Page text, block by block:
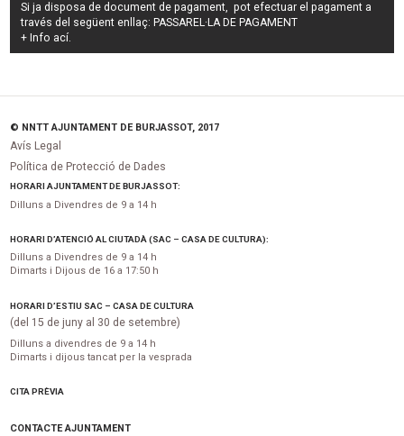
Si ja disposa de document de pagament, pot efectuar el pagament a
través del següent enllaç: PASSAREL·LA DE PAGAMENT
+ Info ací.
© NNTT AJUNTAMENT DE BURJASSOT, 2017
Avís Legal
Política de Protecció de Dades
HORARI AJUNTAMENT DE BURJASSOT:
Dilluns a Divendres de 9 a 14 h
HORARI D’ATENCIÓ AL CIUTADÀ (SAC – CASA DE CULTURA):
Dilluns a Divendres de 9 a 14 h
Dimarts i Dijous de 16 a 17:50 h
HORARI D’ESTIU SAC – CASA DE CULTURA
(del 15 de juny al 30 de setembre)
Dilluns a divendres de 9 a 14 h
Dimarts i dijous tancat per la vesprada
CITA PRÈVIA
CONTACTE AJUNTAMENT